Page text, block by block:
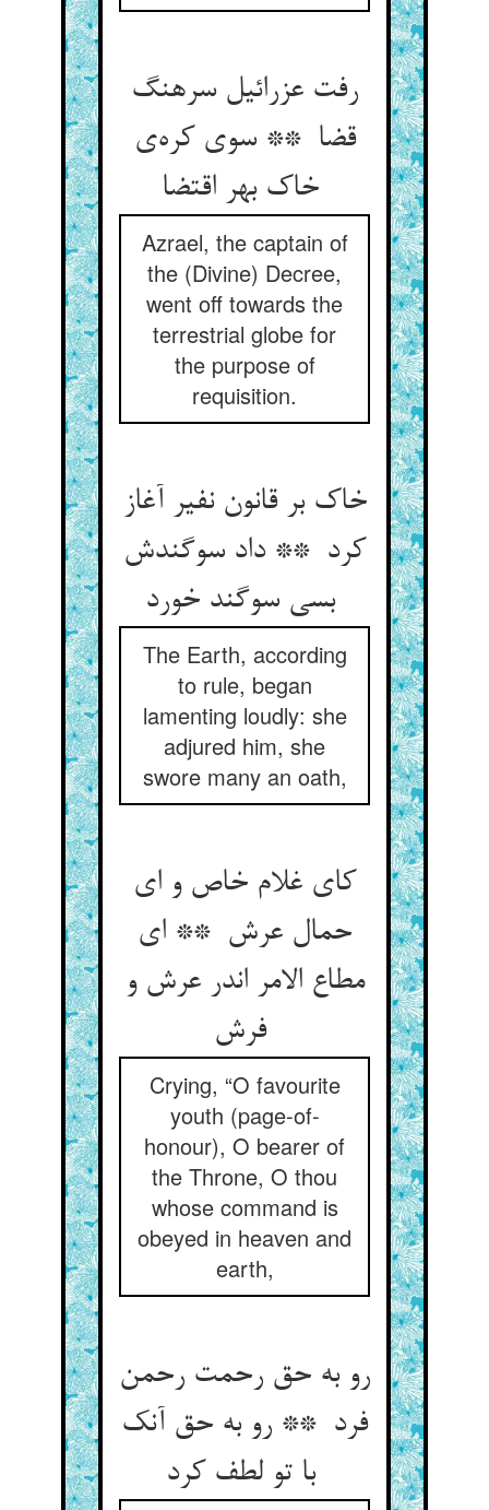
رفت عزرائیل سرهنگ
قضا ** سوی کره‌ی
Azrael, the captain of
the (Divine) Decree,
went off towards the
terrestrial globe for
the purpose of
requisition.
خاک بر قانون نفیر آغاز
کرد ** داد سوگندش
بسی سوگند خورد
The Earth, according
to rule, began
lamenting loudly: she
adjured him, she
swore many an oath,
کای غلام خاص و ای
حمال عرش ** ای
مطاع الامر اندر عرش و
فرش
Crying, “O favourite
youth (page-of-
honour), O bearer of
the Throne, O thou
whose command is
obeyed in heaven and
earth,
رو به حق رحمت رحمن
فرد ** رو به حق آنک
با تو لطف کرد